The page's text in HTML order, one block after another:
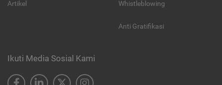
Artikel Whistleblowing
Anti Gratifikasi
Ikuti Media Sosial Kami